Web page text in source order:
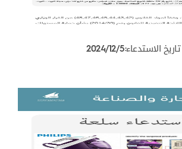
تاريخ الاستدعاء:2024/12/5